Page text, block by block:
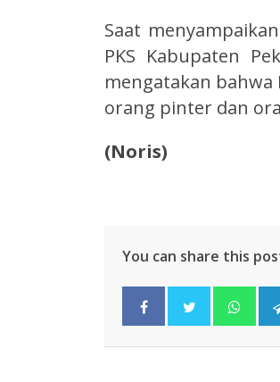
Saat
PKS Kabupaten
mengatakan
orang pinter dan
(Noris)
You can share this